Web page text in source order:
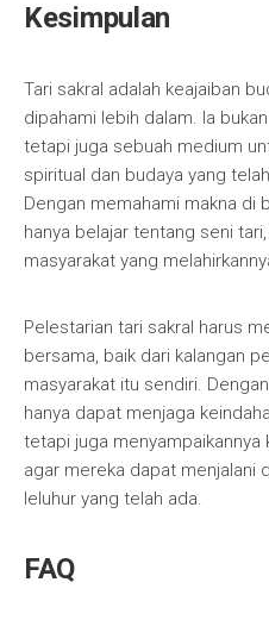
Kesimpulan
Tari sakral adalah keajaiban
dipahami lebih dalam. Ia
tetapi juga sebuah medium
spiritual dan budaya yang
Dengan memahami makna di
hanya belajar tentang seni
masyarakat yang
Pelestarian tari sakral harus
bersama, baik dari kalangan
masyarakat itu sendiri.
hanya dapat menjaga
tetapi juga
agar mereka dapat menjalani
leluhur yang telah ada.
FAQ